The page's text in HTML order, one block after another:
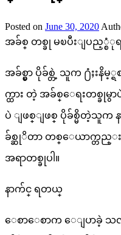
Posted on June 30, 2020
အခ်စ္ တစ္ခု မၿပီးျပည့္စံု
အခ်စ္မွာ ပိုခ်စ္တဲ့ သူက ႐ံႈးနိ
က္ထား တဲ့ အခ်စ္ေရးတစ္ခုမွာပဲ
ပဲ ျဖစ္ျဖစ္ ပိုခ်စ္မိတဲ့သူက န
ခ်စ္ဆုိတာ တစ္ေယာက္တည္း
အရာတစ္ခုပါ။
နာက်င္ ရတယ္
ေစာေစာက ေျပာခဲ့ သလို ပို